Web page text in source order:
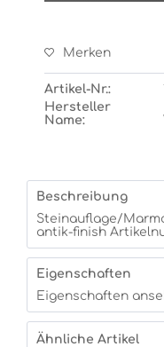
Merken
Artikel-Nr.:
Hersteller
Name:
Beschreibung
Steinauflage/
antik-finish
Eigenschaften
Eigenschaften
Ähnliche Artikel